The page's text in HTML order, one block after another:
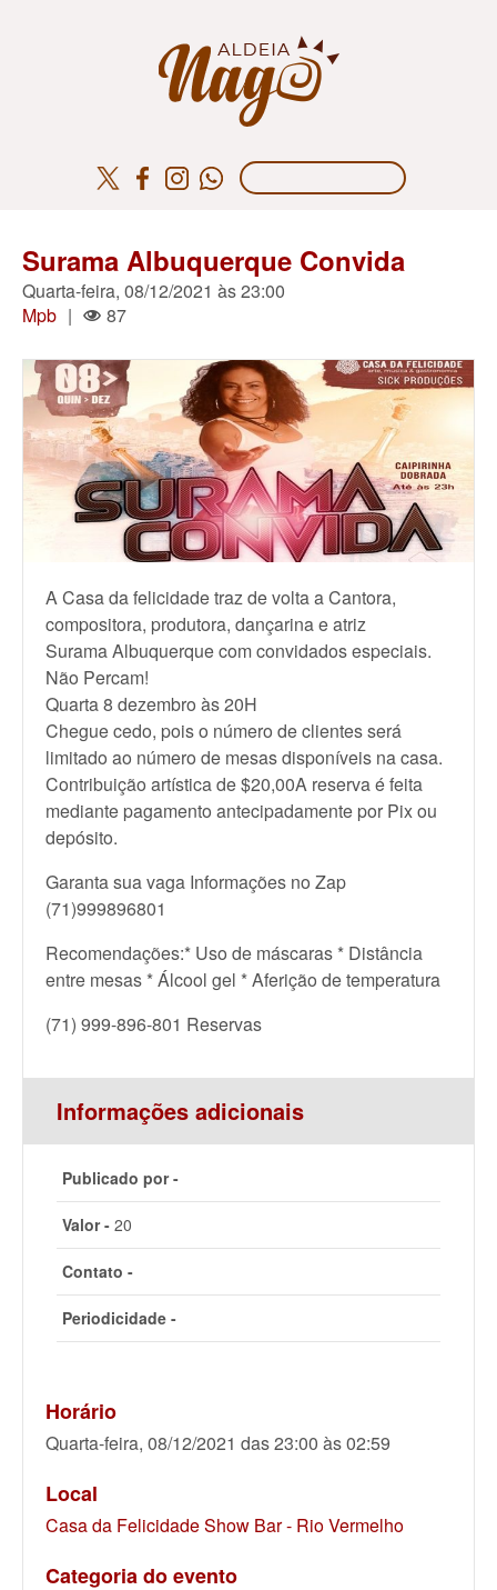
Surama Albuquerque Convida
Quarta-feira, 08/12/2021 às 23:00
Mpb | 87
A Casa da felicidade traz de volta a Cantora,
compositora, produtora, dançarina e atriz
Surama Albuquerque com convidados especiais.
Não Percam!
Quarta 8 dezembro às 20H
Chegue cedo, pois o número de clientes será
limitado ao número de mesas disponíveis na casa.
Contribuição artística de $20,00A reserva é feita
mediante pagamento antecipadamente por Pix ou
depósito.
Garanta sua vaga Informações no Zap
(71)999896801
Recomendações:* Uso de máscaras * Distância
entre mesas * Álcool gel * Aferição de temperatura
(71) 999-896-801 Reservas
Informações adicionais
Publicado por -
Valor - 20
Contato -
Periodicidade -
Horário
Quarta-feira, 08/12/2021 das 23:00 às 02:59
Local
Casa da Felicidade Show Bar - Rio Vermelho
Categoria do evento